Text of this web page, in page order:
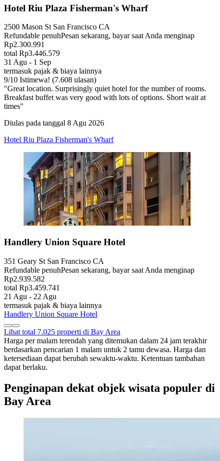
Hotel Riu Plaza Fisherman's Wharf
2500 Mason St San Francisco CA
Refundable penuhPesan sekarang, bayar saat Anda menginap
Rp2.300.991
total Rp3.446.579
31 Agu - 1 Sep
termasuk pajak & biaya lainnya
9/10 Istimewa! (7.608 ulasan)
"Great location. Surprisingly quiet hotel for the number of rooms.
Breakfast buffet was very good with lots of options. Short wait at
times"
Diulas pada tanggal 8 Agu 2026
Hotel Riu Plaza Fisherman's Wharf
Handlery Union Square Hotel
351 Geary St San Francisco CA
Refundable penuhPesan sekarang, bayar saat Anda menginap
Rp2.939.582
total Rp3.459.741
21 Agu - 22 Agu
termasuk pajak & biaya lainnya
Handlery Union Square Hotel
Lihat total 7.025 properti di Bay Area
Harga per malam terendah yang ditemukan dalam 24 jam terakhir
berdasarkan pencarian 1 malam untuk 2 tamu dewasa. Harga dan
ketersediaan dapat berubah sewaktu-waktu. Ketentuan tambahan
dapat berlaku.
Penginapan dekat objek wisata populer di
Bay Area